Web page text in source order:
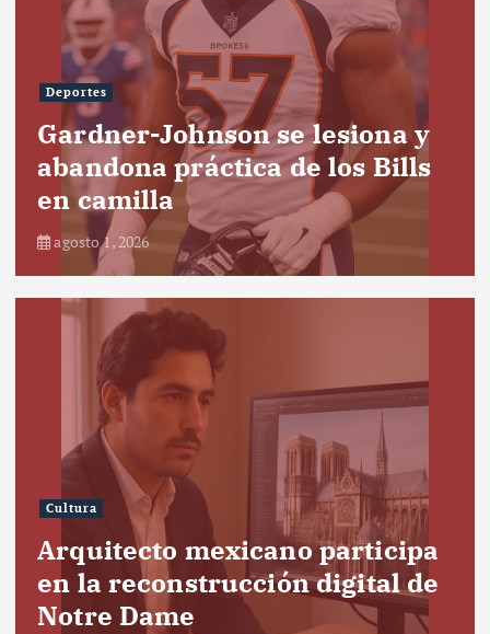
Deportes
Gardner-Johnson se lesiona y
abandona práctica de los Bills
en camilla
agosto 1, 2026
Cultura
Arquitecto mexicano participa
en la reconstrucción digital de
Notre Dame